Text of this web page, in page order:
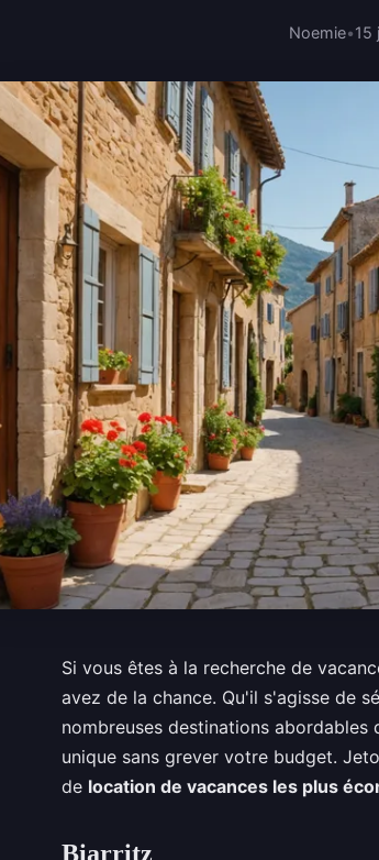
Noemie•15
Si vous êtes à la recherche de
avez de la chance. Qu'il s'agisse de
nombreuses destinations
unique sans grever votre budget.
de location de vacances les plus
Biarritz